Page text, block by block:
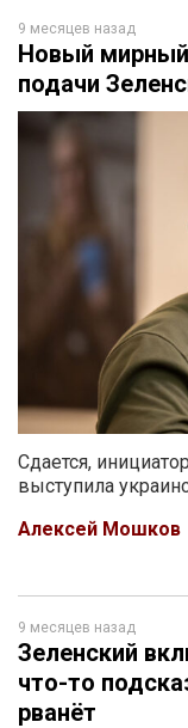
9 месяцев назад
Новый
подачи
Сдается,
выступила
Алексей Мошков
9 месяцев назад
Зеленский
что-то
рванёт